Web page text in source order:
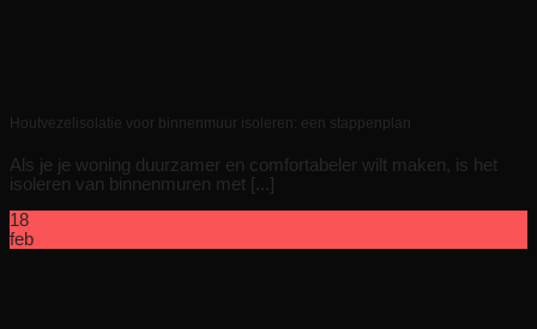
Houtvezelisolatie voor binnenmuur isoleren: een stappenplan
Als je je woning duurzamer en comfortabeler wilt maken, is het
isoleren van binnenmuren met [...]
18
feb